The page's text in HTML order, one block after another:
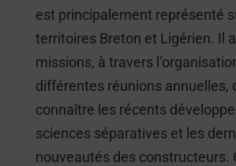
est principalement représenté
territoires Breton et Ligérien. Il
missions, à travers
différentes réunions annuelles,
connaître les récents
sciences séparatives et les
nouveautés des constructeurs.